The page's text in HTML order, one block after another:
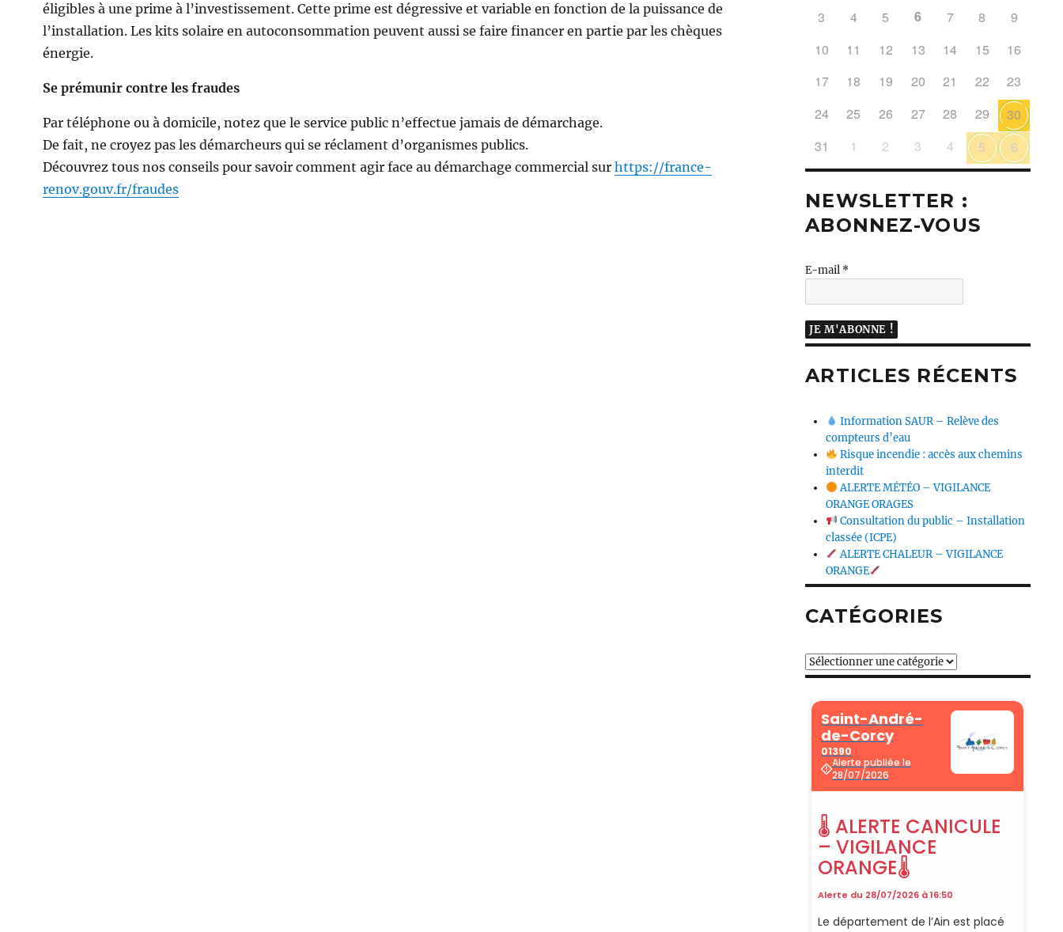
éligibles à une prime à l’investissement. Cette prime est dégressive et variable en fonction de la puissance de
l’installation. Les kits solaire en autoconsommation peuvent aussi se faire financer en partie par les chèques
énergie.
Se prémunir contre les fraudes
Par téléphone ou à domicile, notez que le service public n’effectue jamais de démarchage.
De fait, ne croyez pas les démarcheurs qui se réclament d’organismes publics.
Découvrez tous nos conseils pour savoir comment agir face au démarchage commercial sur https://france-
renov.gouv.fr/fraudes
3
4 5 6 7 8
9
10
11 12 13 14 15
16
17
18 19 20 21 22
23
24
25 26 27 28 29
30
31
1 2 3 4 5 6
NEWSLETTER :
ABONNEZ-VOUS
E-mail *
ARTICLES RÉCENTS
Information SAUR – Relève des
compteurs d’eau
Risque incendie : accès aux chemins
interdit
ALERTE MÉTÉO – VIGILANCE
ORANGE ORAGES
Consultation du public – Installation
classée (ICPE)
ALERTE CHALEUR – VIGILANCE
ORANGE
CATÉGORIES
Catégories